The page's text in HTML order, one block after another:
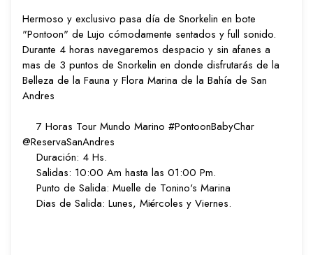
Hermoso y exclusivo pasa día de Snorkelin en bote
"Pontoon" de Lujo cómodamente sentados y full sonido.
Durante 4 horas navegaremos despacio y sin afanes a
mas de 3 puntos de Snorkelin en donde disfrutarás de la
Belleza de la Fauna y Flora Marina de la Bahía de San
Andres
7 Horas Tour Mundo Marino #PontoonBabyChar
@ReservaSanAndres
Duración: 4 Hs.
Salidas: 10:00 Am hasta las 01:00 Pm.
Punto de Salida: Muelle de Tonino's Marina
Dias de Salida: Lunes, Miércoles y Viernes.